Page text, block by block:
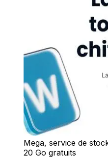
Mega, service de
20 Go gratuits